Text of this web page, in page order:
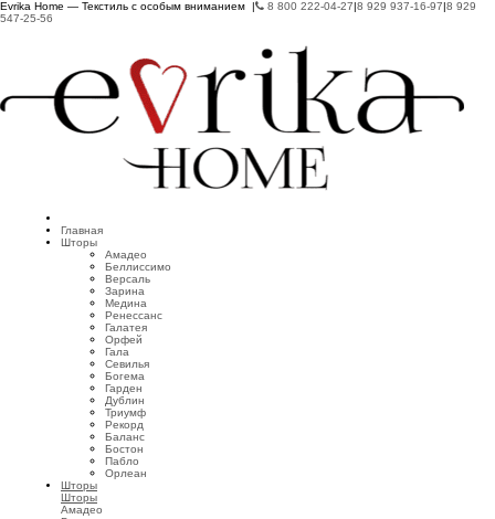
Evrika Home — Текстиль с особым вниманием | 8 800 222-04-27|8 929 937-16-97|8 929
547-25-56
Главная
Шторы
Амадео
Беллиссимо
Версаль
Зарина
Медина
Ренессанс
Галатея
Орфей
Гала
Севилья
Богема
Гарден
Дублин
Триумф
Рекорд
Баланс
Бостон
Пабло
Орлеан
Шторы
Шторы
Амадео